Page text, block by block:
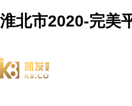
淮北市2020-完美